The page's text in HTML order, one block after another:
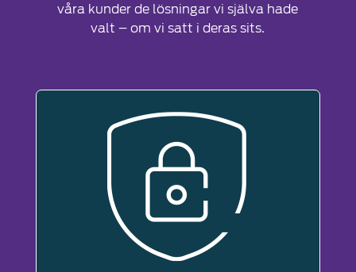
våra kunder de lösningar vi själva hade
valt – om vi satt i deras sits.